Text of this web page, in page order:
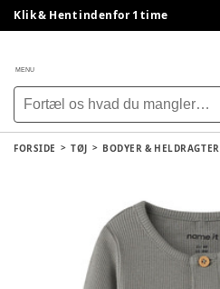
Klik & Hent indenfor 1 time
MENU
FORSIDE TØJ BODYER & HELDRAGTER